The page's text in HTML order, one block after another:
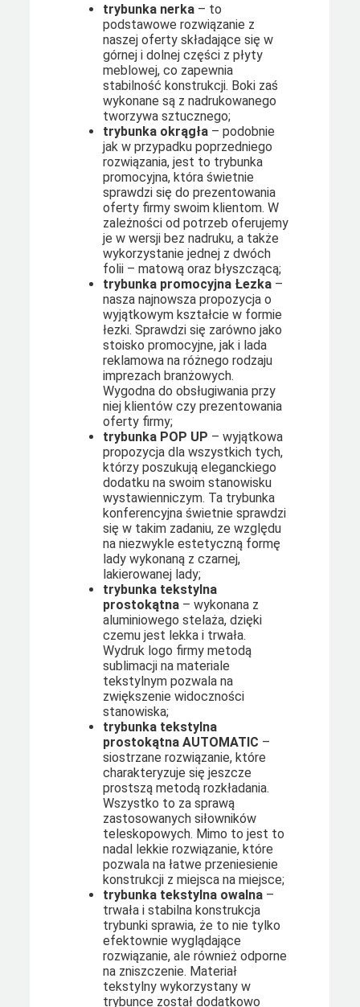
trybunka nerka – to
podstawowe rozwiązanie z
naszej oferty składające się w
górnej i dolnej części z płyty
meblowej, co zapewnia
stabilność konstrukcji. Boki zaś
wykonane są z nadrukowanego
tworzywa sztucznego;
trybunka okrągła – podobnie
jak w przypadku poprzedniego
rozwiązania, jest to trybunka
promocyjna, która świetnie
sprawdzi się do prezentowania
oferty firmy swoim klientom. W
zależności od potrzeb oferujemy
je w wersji bez nadruku, a także
wykorzystanie jednej z dwóch
folii – matową oraz błyszczącą;
trybunka promocyjna Łezka –
nasza najnowsza propozycja o
wyjątkowym kształcie w formie
łezki. Sprawdzi się zarówno jako
stoisko promocyjne, jak i lada
reklamowa na różnego rodzaju
imprezach branżowych.
Wygodna do obsługiwania przy
niej klientów czy prezentowania
oferty firmy;
trybunka POP UP – wyjątkowa
propozycja dla wszystkich tych,
którzy poszukują eleganckiego
dodatku na swoim stanowisku
wystawienniczym. Ta trybunka
konferencyjna świetnie sprawdzi
się w takim zadaniu, ze względu
na niezwykle estetyczną formę
lady wykonaną z czarnej,
lakierowanej lady;
trybunka tekstylna
prostokątna – wykonana z
aluminiowego stelaża, dzięki
czemu jest lekka i trwała.
Wydruk logo firmy metodą
sublimacji na materiale
tekstylnym pozwala na
zwiększenie widoczności
stanowiska;
trybunka tekstylna
prostokątna AUTOMATIC –
siostrzane rozwiązanie, które
charakteryzuje się jeszcze
prostszą metodą rozkładania.
Wszystko to za sprawą
zastosowanych siłowników
teleskopowych. Mimo to jest to
nadal lekkie rozwiązanie, które
pozwala na łatwe przeniesienie
konstrukcji z miejsca na miejsce;
trybunka tekstylna owalna –
trwała i stabilna konstrukcja
trybunki sprawia, że to nie tylko
efektownie wyglądające
rozwiązanie, ale również odporne
na zniszczenie. Materiał
tekstylny wykorzystany w
trybunce został dodatkowo